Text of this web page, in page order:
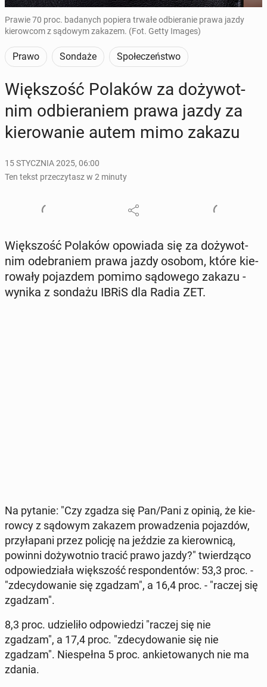
Prawie 70 proc. badanych popiera trwałe odbieranie prawa jazdy
kierowcom z sądowym zakazem. (Fot. Getty Images)
Prawo Sondaże Społeczeństwo
Więk­szość Polaków za do­ży­wot­
nim od­bie­ra­niem prawa jazdy za
kie­ro­wa­nie autem mimo zakazu
15 STYCZNIA 2025, 06:00
Ten tekst przeczytasz w 2 minuty
Więk­szość Polaków opo­wia­da się za do­ży­wot­
nim ode­bra­niem prawa jazdy osobom, które kie­
ro­wa­ły po­jaz­dem pomimo są­do­we­go zakazu -
wynika z sondażu IBRiS dla Radia ZET.
Na pytanie: "Czy zgadza się Pan/Pani z opinią, że kie­
row­cy z sądowym zakazem pro­wa­dze­nia po­jaz­dów,
przy­ła­pa­ni przez policję na jeździe za kie­row­ni­cą,
powinni do­ży­wot­nio tracić prawo jazdy?" twier­dzą­co
od­po­wie­dzia­ła więk­szość re­spon­den­tów: 53,3 proc. -
"zde­cy­do­wa­nie się zgadzam", a 16,4 proc. - "raczej się
zgadzam".
8,3 proc. udzie­li­ło od­po­wie­dzi "raczej się nie
zgadzam", a 17,4 proc. "zde­cy­do­wa­nie się nie
zgadzam". Nie­speł­na 5 proc. an­kie­to­wa­nych nie ma
zdania.